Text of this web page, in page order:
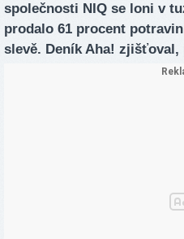
společnosti NIQ se loni v
prodalo 61 procent
slevě. Deník Aha!